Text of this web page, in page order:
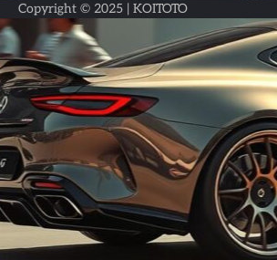
Copyright © 2025 | KOITOTO